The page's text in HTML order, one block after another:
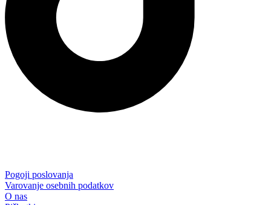
Pogoji poslovanja
Varovanje osebnih podatkov
O nas